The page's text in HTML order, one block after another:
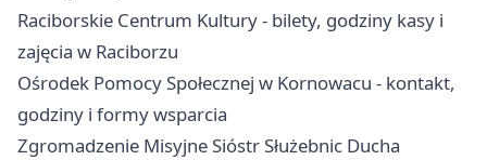
Raciborskie Centrum Kultury - bilety, godziny kasy i
zajęcia w Raciborzu
Ośrodek Pomocy Społecznej w Kornowacu - kontakt,
godziny i formy wsparcia
Zgromadzenie Misyjne Sióstr Służebnic Ducha